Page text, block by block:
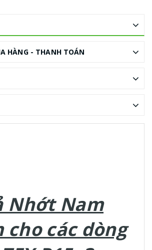
HÀNG - THANH TOÁN
Nhớt Nam
cho các dòng